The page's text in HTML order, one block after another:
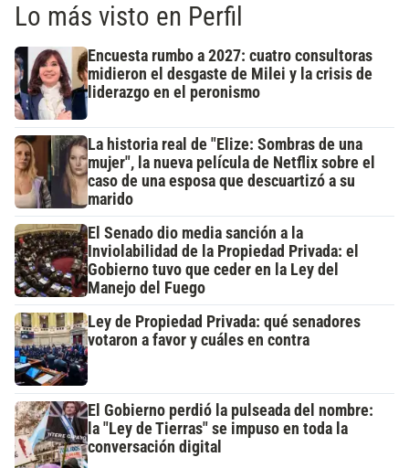
Lo más visto en Perfil
Encuesta rumbo a 2027: cuatro consultoras
midieron el desgaste de Milei y la crisis de
liderazgo en el peronismo
La historia real de "Elize: Sombras de una
mujer", la nueva película de Netflix sobre el
caso de una esposa que descuartizó a su
marido
El Senado dio media sanción a la
Inviolabilidad de la Propiedad Privada: el
Gobierno tuvo que ceder en la Ley del
Manejo del Fuego
Ley de Propiedad Privada: qué senadores
votaron a favor y cuáles en contra
El Gobierno perdió la pulseada del nombre:
la "Ley de Tierras" se impuso en toda la
conversación digital